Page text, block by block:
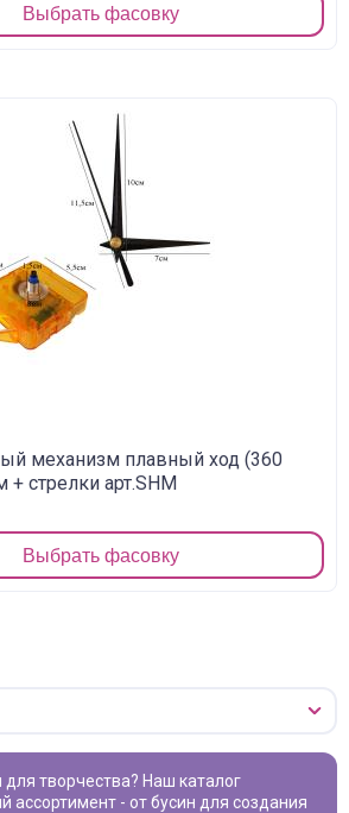
Выбрать фасовку
механизм плавный ход (360
стрелки арт.SHM
Выбрать фасовку
ассортимент - от бусин для создания